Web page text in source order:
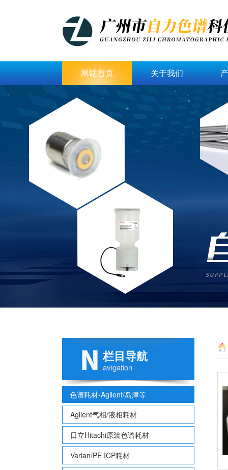
网站首页 关于我们
栏目导航
avigation
色谱耗材-Agilent/岛津等
Agilent气相/液相耗材
日立Hitachi原装色谱耗材
Varian/PE ICP耗材